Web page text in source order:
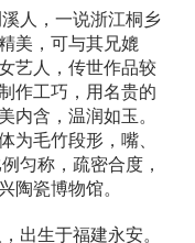
人，一说浙江桐乡
美，可与其兄媲
艺人，传世作品较
作工巧，用名贵的
内含，温润如玉。
为毛竹段形，嘴、
匀称，疏密合度，
陶瓷博物馆。
出生于福建永安。